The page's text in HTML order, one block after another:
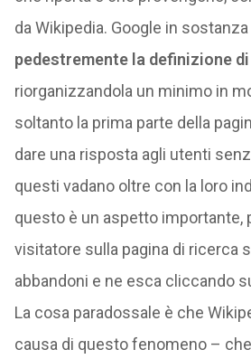
da Wikipedia. Google in sostanza
pedestremente la definizione
riorganizzandola un minimo in
soltanto la prima parte della
dare una risposta agli utenti
questi vadano oltre con la loro
questo è un aspetto importante,
visitatore sulla pagina di ricerca
abbandoni e ne esca cliccando
La cosa paradossale è che
causa di questo fenomeno –